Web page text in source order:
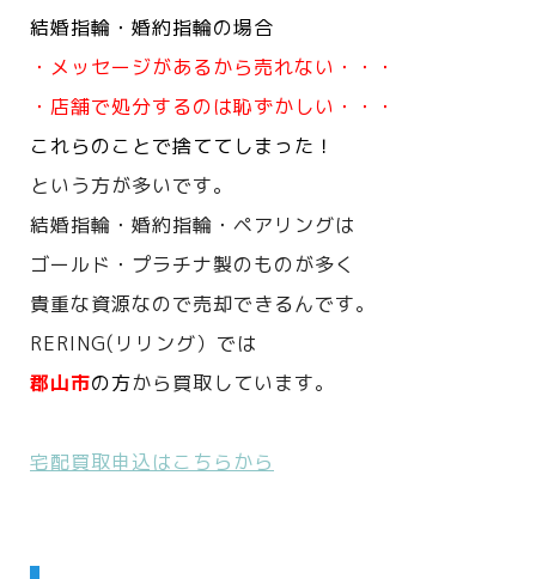
結婚指輪・婚約指輪の場合
・メッセージがあるから売れない・・・
・店舗で処分するのは恥ずかしい・・・
これらのことで捨ててしまった！
という方が多いです。
結婚指輪・婚約指輪・ペアリングは
ゴールド・プラチナ製のものが多く
貴重な資源なので売却できるんです。
RERING(リリング）では
郡山市の方から買取しています。
宅配買取申込はこちらから